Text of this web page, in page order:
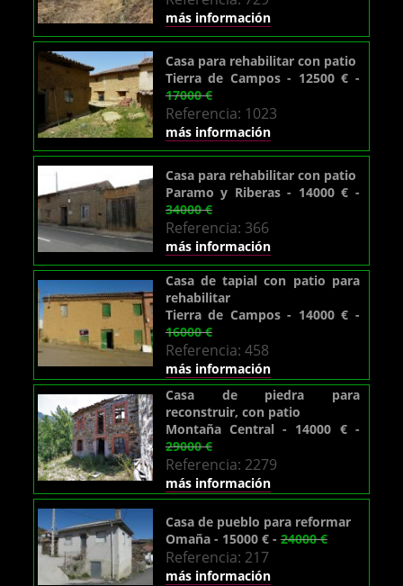
más información
Casa para rehabilitar con patio
Tierra de Campos - 12500 € -
17000 €
Referencia: 1023
más información
Casa para rehabilitar con patio
Paramo y Riberas - 14000 € -
34000 €
Referencia: 366
más información
Casa de tapial con patio para
rehabilitar
Tierra de Campos - 14000 € -
16000 €
Referencia: 458
más información
Casa de piedra para
reconstruir, con patio
Montaña Central - 14000 € -
29000 €
Referencia: 2279
más información
Casa de pueblo para reformar
Omaña - 15000 € - 24000 €
Referencia: 217
más información